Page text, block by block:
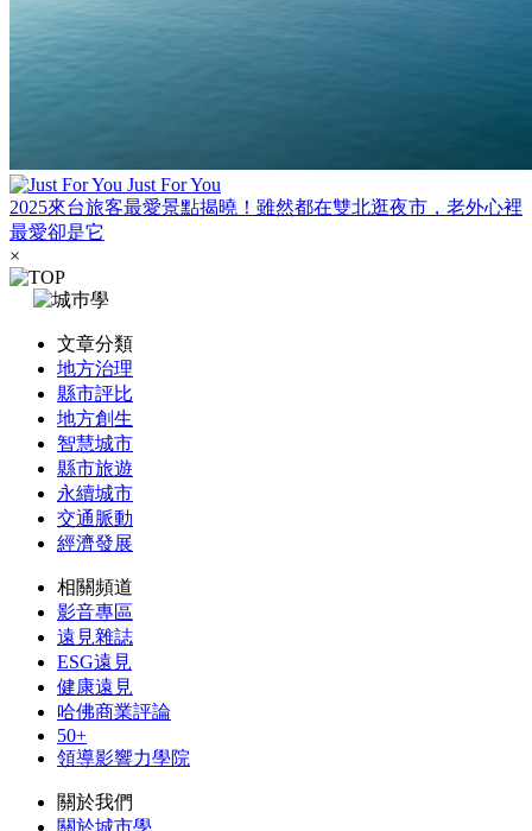
Just For You
2025來台旅客最愛景點揭曉！雖然都在雙北逛夜市，老外心裡
最愛卻是它
×
文章分類
地方治理
縣市評比
地方創生
智慧城市
縣市旅遊
永續城市
交通脈動
經濟發展
相關頻道
影音專區
遠見雜誌
ESG遠見
健康遠見
哈佛商業評論
50+
領導影響力學院
關於我們